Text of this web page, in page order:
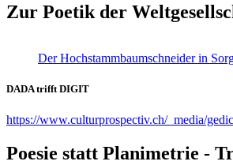
Zur Poetik der
Der Hochstammbaumschneider in
DADA trifft DIGIT
https://www.culturprospectiv.ch/_media/
Poesie statt Planimetrie -